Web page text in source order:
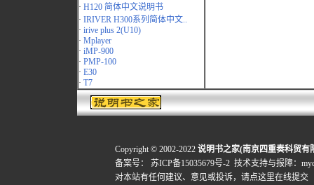
· H120 简体中文说明书
· IRIVER H300系列简体中文..
· irive plus 2(U10)
· Mplayer
· iMP-900
· PMP-100
· E30
· T7
Copyright © 2002-2022 说明书之家(南京四重奏科贸有
备案号：
苏ICP备15035679号-2 技术支持与报障：
对本站有任何建议、意见或投诉， 请点这里在线提交